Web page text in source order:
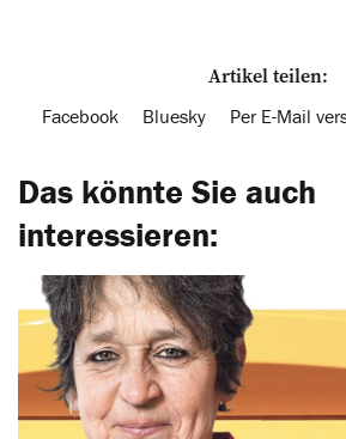
Artikel teilen:
Facebook Bluesky Per E-Mail
Das könnte Sie auch
interessieren: